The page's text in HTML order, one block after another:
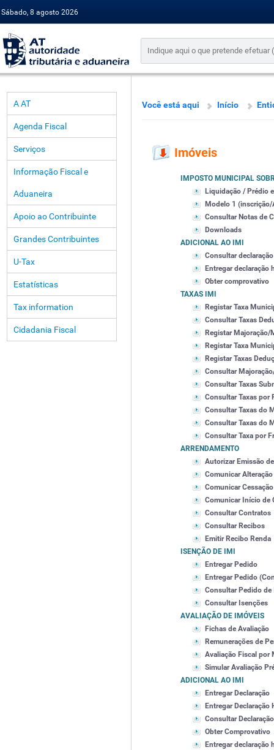
Sábado, 8 agosto 2026
A AT
Agenda Fiscal
Serviços
Informação Fiscal e
Aduaneira
Apoio ao Contribuinte
Grandes Contribuintes
U-Tax
Estatísticas
Tax information
Cidadania Fiscal
Você está aqui Início
Imóveis
IMPOSTO MUNICIPAL
Liquidação / Prédio
Modelo 1
Consultar Notas de
Downloads
ADICIONAL AO IMI
Consultar declaração
Entregar declaração
Obter comprovativo
TAXAS IMI
Registar Taxa
Consultar Taxas
Registar Majoração/
Registar Taxa
Registar Taxas
Consultar
Consultar Taxas
Consultar Taxas por
Consultar Taxas do
Consultar Taxas do
Consultar Taxa por
ARRENDAMENTO
Autorizar Emissão
Comunicar
Comunicar
Comunicar Início de
Consultar Contratos
Consultar Recibos
Emitir Recibo Renda
ISENÇÃO DE IMI
Entregar Pedido
Entregar Pedido
Consultar Pedido de
Consultar Isenções
AVALIAÇÃO DE IMÓVEIS
Fichas de Avaliação
Remunerações de
Avaliação Fiscal por
Simular Avaliação
ADICIONAL AO IMI
Entregar Declaração
Entregar Declaração
Consultar Declaração
Obter Comprovativo
Entregar declaração